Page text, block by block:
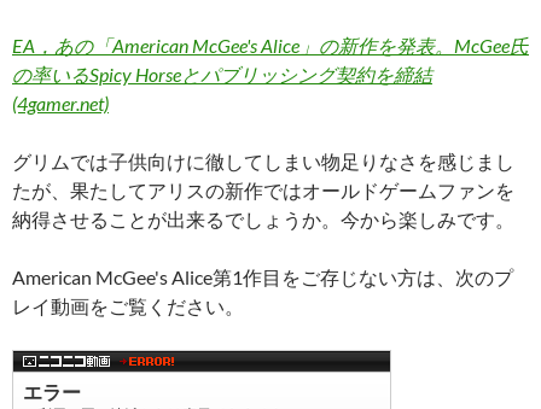
EA，あの「American McGee's Alice」の新作を発表。McGee氏
の率いるSpicy Horseとパブリッシング契約を締結
(4gamer.net)
グリムでは子供向けに徹してしまい物足りなさを感じまし
たが、果たしてアリスの新作ではオールドゲームファンを
納得させることが出来るでしょうか。今から楽しみです。
American McGee's Alice第1作目をご存じない方は、次のプ
レイ動画をご覧ください。